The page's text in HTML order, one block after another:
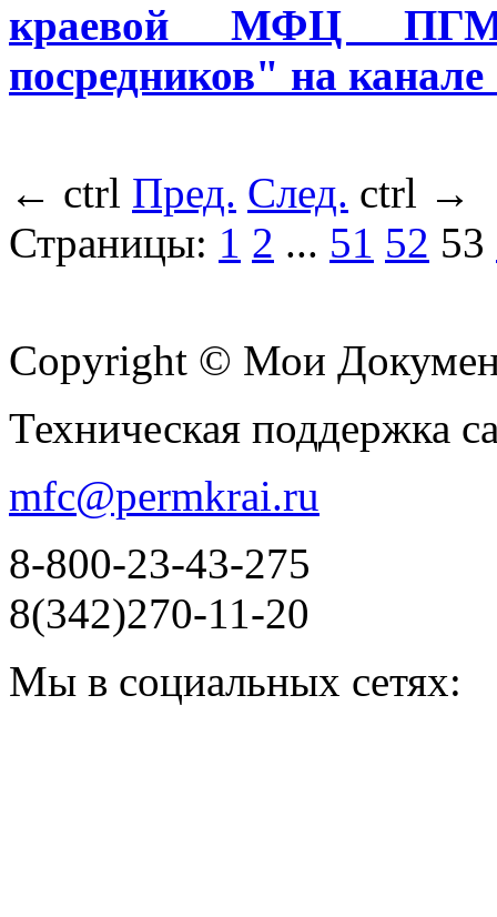
краевой МФЦ
посредников" на
← ctrl Пред. След. ctrl →
Страницы: 1 2 ... 51 52 53
Copyright © Мои
Техническая поддержка
mfc@permkrai.ru
8-800-23-43-275
8(342)270-11-20
Мы в социальных сетях: